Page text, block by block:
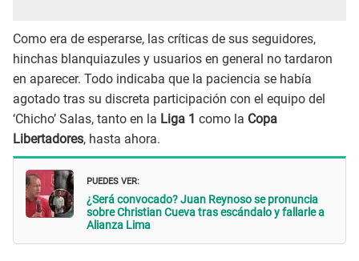
Como era de esperarse, las críticas de sus seguidores,
hinchas blanquiazules y usuarios en general no tardaron
en aparecer. Todo indicaba que la paciencia se había
agotado tras su discreta participación con el equipo del
‘Chicho’ Salas, tanto en la Liga 1 como la Copa
Libertadores, hasta ahora.
PUEDES VER:
¿Será convocado? Juan Reynoso se pronuncia
sobre Christian Cueva tras escándalo y fallarle a
Alianza Lima